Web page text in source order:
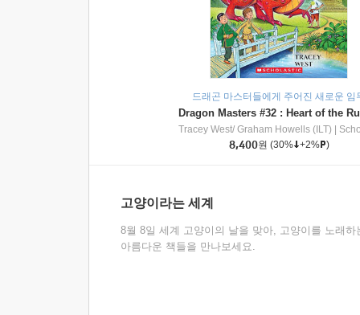
드래곤 마스터들에게 주어진 새로운 임
Tracey West/ Graham Howells (ILT)
8,400원 (30% +2% )
고양이라는 세계
8월 8일 세계 고양이의 날을 맞아, 고양이를 노래하
아름다운 책들을 만나보세요.